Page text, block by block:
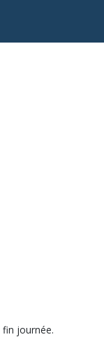
journée.